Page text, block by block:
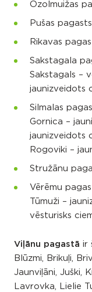
Ozolmuižas
Pušas
Rikavas
Sakstagala
Sakstagals –
jaunizveidots
Silmalas
Gornica –
jaunizveidots
Rogoviki –
Stružānu
Vērēmu
Tūmuži –
vēsturisks
Viļānu pagastā ir
Blūzmi, Brikuļi,
Jaunviļāni, Juški,
Lavrovka, Lielie